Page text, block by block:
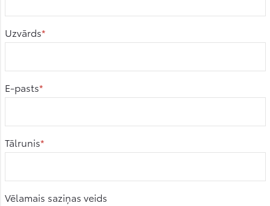
Uzvārds
E-pasts
Tālrunis
Vēlamais saziņas veids